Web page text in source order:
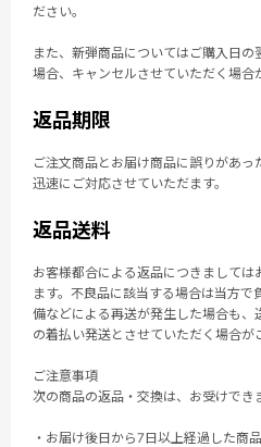
ださい。
また、新弾商品についてはご購入日
場合、キャンセルさせていただく場合
返品期限
ご注文商品とお届け商品に誤りがあっ
迅速にご対応させていただます。
返品送料
お客様都合による返品につきましては
ます。不良品に該当する場合は当方
備などによる再送が発生した場合も、
の着払い発送とさせていただく場合が
ご注意事項
次の商品の返品・交換は、お受けでき
・お届け後日から7日以上経過した商品